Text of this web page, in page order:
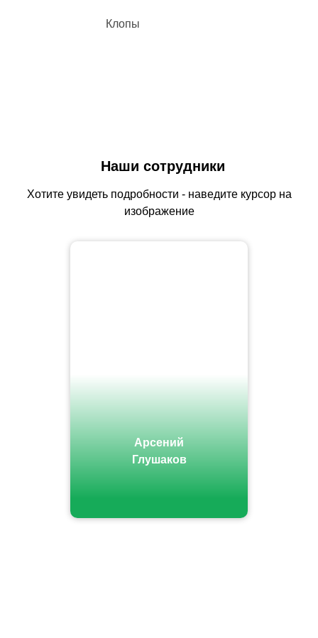
Клопы
Наши сотрудники
Хотите увидеть подробности - наведите курсор на
изображение
Арсений
Глушаков